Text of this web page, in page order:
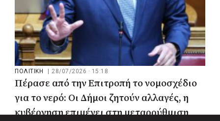
ΠΟΛΙΤΙΚΗ | 28/07/2026 · 15:18
Πέρασε από την Επιτροπή το νομοσχέδιο
για το νερό: Οι Δήμοι ζητούν αλλαγές, η
κυβέρνηση επιμένει στη μεταρρύθμιση